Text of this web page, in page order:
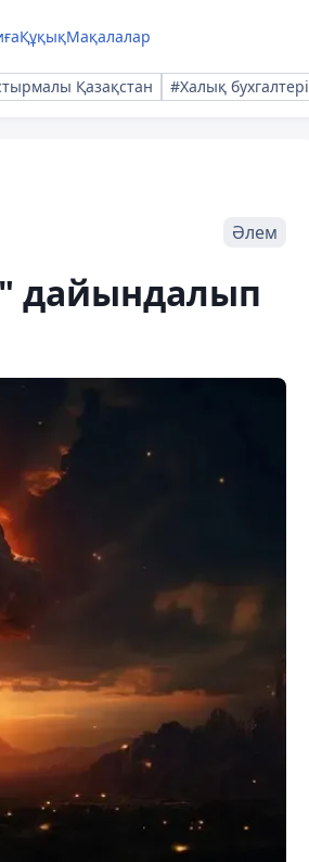
ҚұқықМақалалар
Қазақстан #Халық бухгалтері
Әлем
дайындалып